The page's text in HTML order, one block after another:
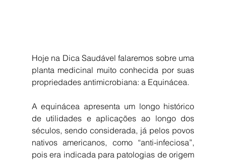
Hoje na Dica Saudável falaremos sobre uma
planta medicinal muito conhecida por suas
propriedades antimicrobiana: a Equinácea.
A equinácea apresenta um longo histórico
de utilidades e aplicações ao longo dos
séculos, sendo considerada, já pelos povos
nativos americanos, como “anti-infeciosa”,
pois era indicada para patologias de origem